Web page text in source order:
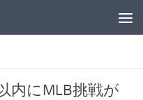
内にMLB挑戦が